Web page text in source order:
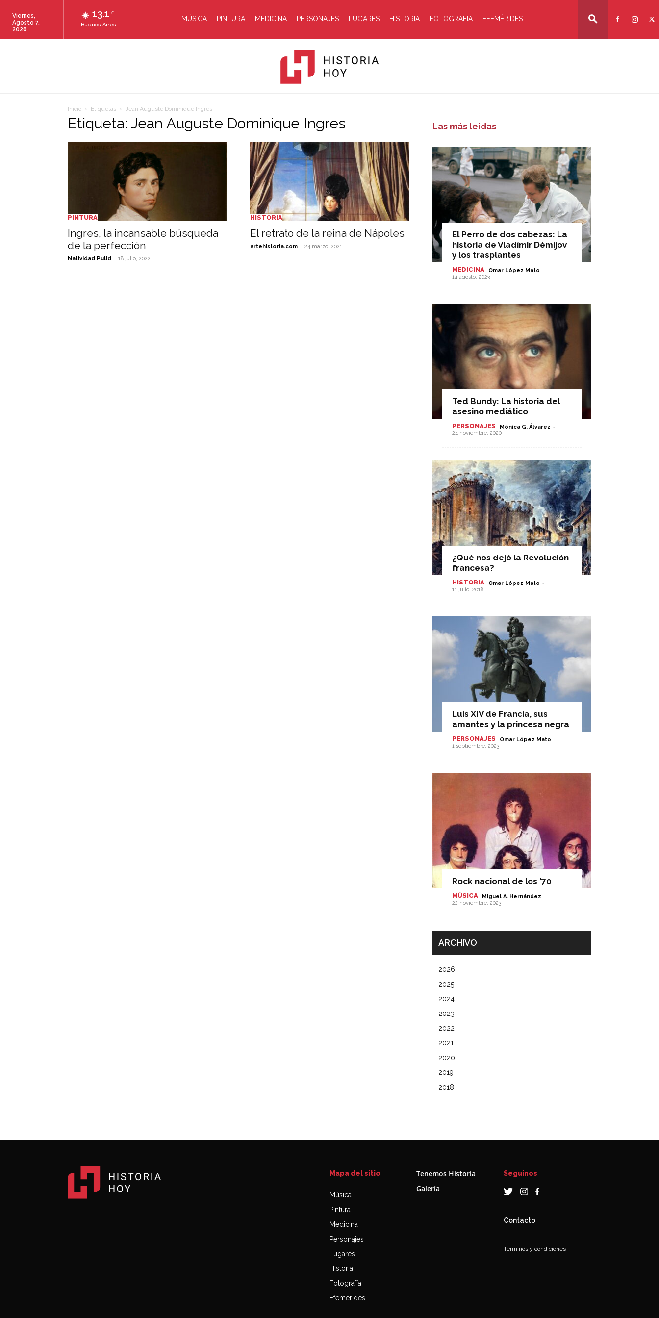
13.1 C
Buenos Aires
Viernes,
Agosto 7,
2026
MÚSICA PINTURA MEDICINA PERSONAJES LUGARES HISTORIA FOTOGRAFIA EFEMÉRIDES
Historia
Hoy
Inicio Etiquetas Jean Auguste Dominique Ingres
Etiqueta: Jean Auguste Dominique Ingres
PINTURA
Ingres, la incansable búsqueda
de la perfección
Natividad Pulid - 18 julio, 2022
HISTORIA
El retrato de la reina de Nápoles
artehistoria.com - 24 marzo, 2021
Las más leídas
El Perro de dos cabezas: La
historia de Vladímir Démijov
y los trasplantes
MEDICINA Omar López Mato -
14 agosto, 2023
Ted Bundy: La historia del
asesino mediático
PERSONAJES Mónica G. Álvarez -
24 noviembre, 2020
¿Qué nos dejó la Revolución
francesa?
HISTORIA Omar López Mato -
11 julio, 2018
Luis XIV de Francia, sus
amantes y la princesa negra
PERSONAJES Omar López Mato -
1 septiembre, 2023
Rock nacional de los ’70
MÚSICA Miguel A. Hernández -
22 noviembre, 2023
ARCHIVO
2026
2025
2024
2023
2022
2021
2020
2019
2018
Mapa del sitio
Música
Pintura
Medicina
Personajes
Lugares
Historia
Fotografía
Efemérides
Tenemos Historia
Galería
Seguinos
Contacto
Términos y condiciones